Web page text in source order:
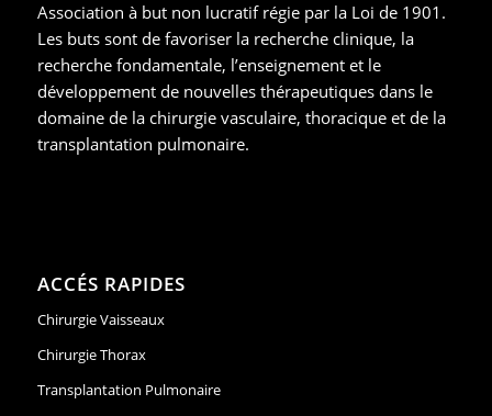
Association à but non lucratif régie par la Loi de 1901.
Les buts sont de favoriser la recherche clinique, la
recherche fondamentale, l’enseignement et le
développement de nouvelles thérapeutiques dans le
domaine de la chirurgie vasculaire, thoracique et de la
transplantation pulmonaire.
ACCÉS RAPIDES
Chirurgie Vaisseaux
Chirurgie Thorax
Transplantation Pulmonaire